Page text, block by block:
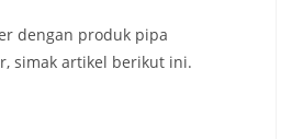
dengan produk pipa
simak artikel berikut ini.